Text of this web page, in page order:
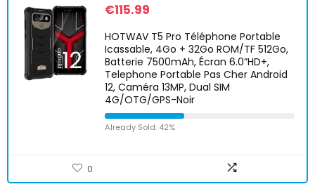
€115.99
HOTWAV T5 Pro Téléphone Portable
Icassable, 4Go + 32Go ROM/TF 512Go,
Batterie 7500mAh, Écran 6.0”HD+,
Telephone Portable Pas Cher Android
12, Caméra 13MP, Dual SIM
4G/OTG/GPS-Noir
Already Sold: 42%
0